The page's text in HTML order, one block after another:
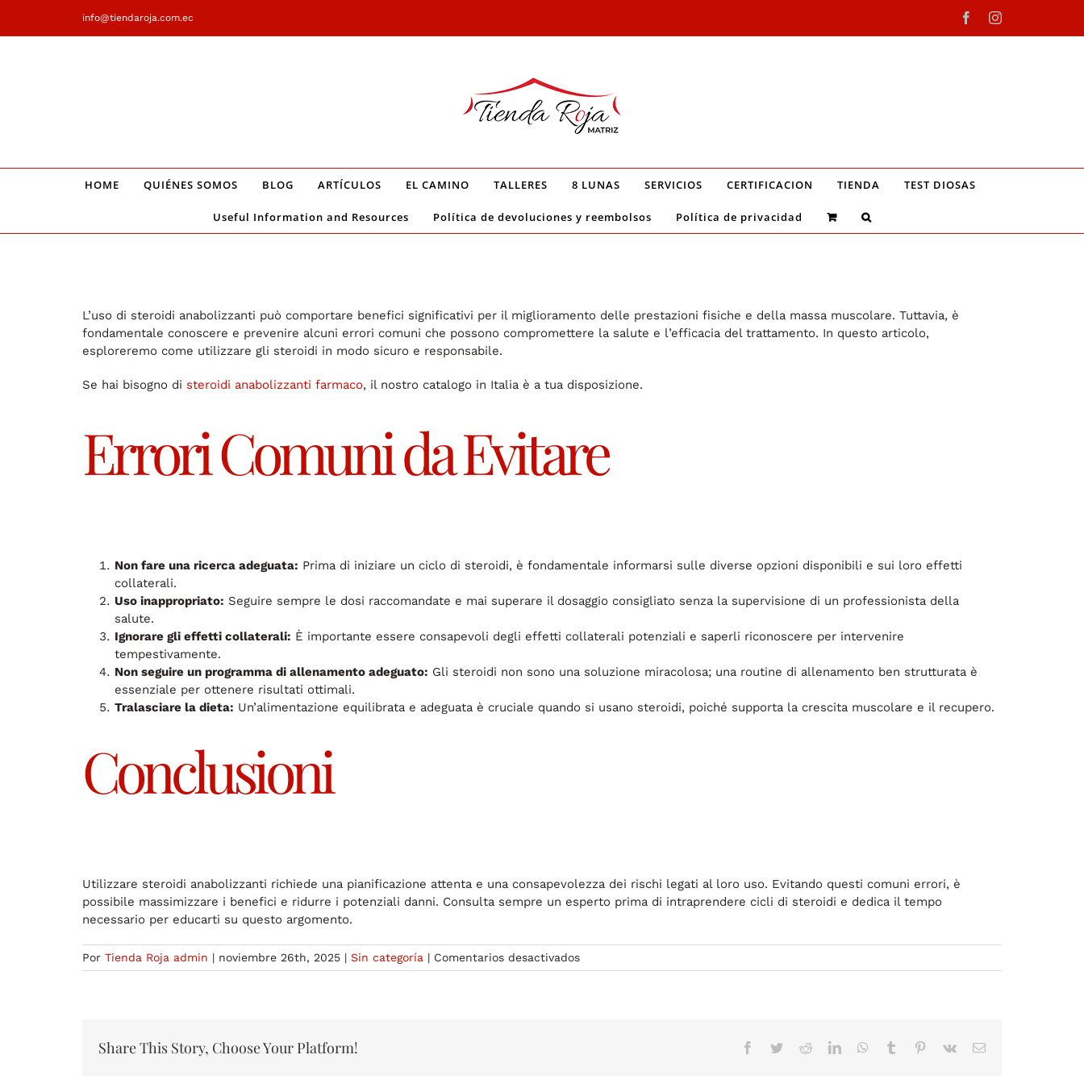
info@tiendaroja.com.ec FacebookInstagram
HOME QUIÉNES SOMOS BLOG ARTÍCULOS EL CAMINO TALLERES 8 LUNAS SERVICIOS CERTIFICACION TIENDA TEST DIOSAS
Useful Information and Resources Política de devoluciones y reembolsos Política de privacidad
L’uso di steroidi anabolizzanti può comportare benefici significativi per il miglioramento delle prestazioni fisiche e della massa muscolare. Tuttavia, è
fondamentale conoscere e prevenire alcuni errori comuni che possono compromettere la salute e l’efficacia del trattamento. In questo articolo,
esploreremo come utilizzare gli steroidi in modo sicuro e responsabile.
Se hai bisogno di steroidi anabolizzanti farmaco, il nostro catalogo in Italia è a tua disposizione.
Errori Comuni da Evitare
Non fare una ricerca adeguata: Prima di iniziare un ciclo di steroidi, è fondamentale informarsi sulle diverse opzioni disponibili e sui loro effetti
collaterali.
Uso inappropriato: Seguire sempre le dosi raccomandate e mai superare il dosaggio consigliato senza la supervisione di un professionista della
salute.
Ignorare gli effetti collaterali: È importante essere consapevoli degli effetti collaterali potenziali e saperli riconoscere per intervenire
tempestivamente.
Non seguire un programma di allenamento adeguato: Gli steroidi non sono una soluzione miracolosa; una routine di allenamento ben strutturata è
essenziale per ottenere risultati ottimali.
Tralasciare la dieta: Un’alimentazione equilibrata e adeguata è cruciale quando si usano steroidi, poiché supporta la crescita muscolare e il recupero.
Conclusioni
Utilizzare steroidi anabolizzanti richiede una pianificazione attenta e una consapevolezza dei rischi legati al loro uso. Evitando questi comuni errori, è
possibile massimizzare i benefici e ridurre i potenziali danni. Consulta sempre un esperto prima di intraprendere cicli di steroidi e dedica il tempo
necessario per educarti su questo argomento.
Por Tienda Roja admin | noviembre 26th, 2025 | Sin categoría | Comentarios desactivadosen
Evitare
Share This Story, Choose Your Platform! Facebook
TwitterRedditLinkedInWhatsApp
Tumblr Pinterest
Vk
Correo